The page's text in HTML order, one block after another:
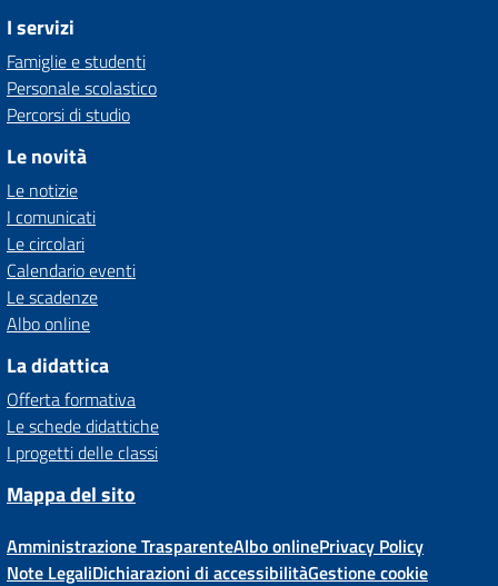
I servizi
Famiglie e studenti
Personale scolastico
Percorsi di studio
Le novità
Le notizie
I comunicati
Le circolari
Calendario eventi
Le scadenze
Albo online
La didattica
Offerta formativa
Le schede didattiche
I progetti delle classi
Mappa del sito
Amministrazione TrasparenteAlbo onlinePrivacy Policy
Note LegaliDichiarazioni di accessibilitàGestione cookie